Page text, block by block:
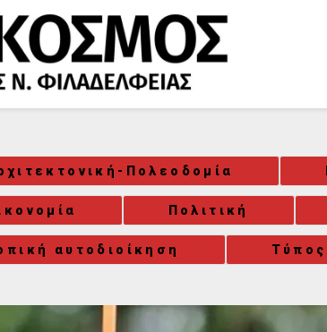
Πολεοδομία
Πολιτική
αυτοδιοίκηση Τύπος